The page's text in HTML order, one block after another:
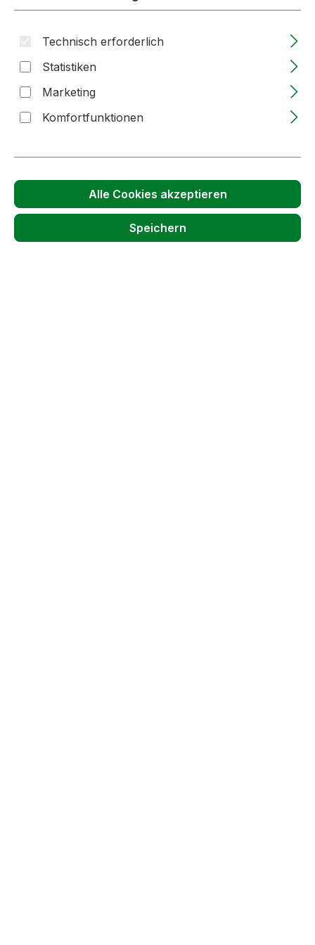
Produktgalerie überspringen
Technisch erforderlich
Statistiken
Marketing
Komfortfunktionen
Alle Cookies akzeptieren
Speichern